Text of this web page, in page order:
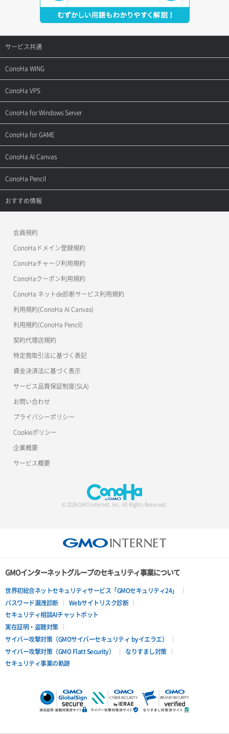
サービス共通
サポートトップ
ご契約・お支払い
用語集
お問い合わせ
ConoHa WING
サポートトップ
ご利用ガイド
お乗り換えガイド
よくある質問
ConoHa VPS
サポートトップ
ご利用ガイド
APIドキュメントVPS2.0
APIドキュメントVPS3.0
ConoHa for Windows Server
サポートトップ
ご利用ガイド
APIドキュメントVPS2.0
APIドキュメントVPS3.0
ConoHa for GAME
サポートトップ
ご利用ガイド
ConoHa AI Canvas
サポートトップ
ご利用ガイド
ConoHa Pencil
サポートトップ
おすすめ情報
美雲このは徹底ガイド
会員規約
ConoHaドメイン登録規約
ConoHaチャージ利用規約
ConoHaクーポン利用規約
ConoHa ネットde診断サービス利用規約
利用規約(ConoHa AI Canvas)
利用規約(ConoHa Pencil)
契約代理店規約
特定商取引法に基づく表記
資金決済法に基づく表示
サービス品質保証制度(SLA)
お問い合わせ
プライバシーポリシー
Cookieポリシー
企業概要
サービス概要
© 2026 GMO Internet, Inc. All Rights Reserved.
GMOインターネットグループのセキュリティ事業について
世界初総合ネットセキュリティサービス「GMOセキュリティ24」
パスワード漏洩診断
Webサイトリスク診断
セキュリティ相談AIチャットボット
実在証明・盗聴対策
サイバー攻撃対策（GMOサイバーセキュリティ byイエラエ）
サイバー攻撃対策（GMO Flatt Security）
なりすまし対策
セキュリティ事業の軌跡